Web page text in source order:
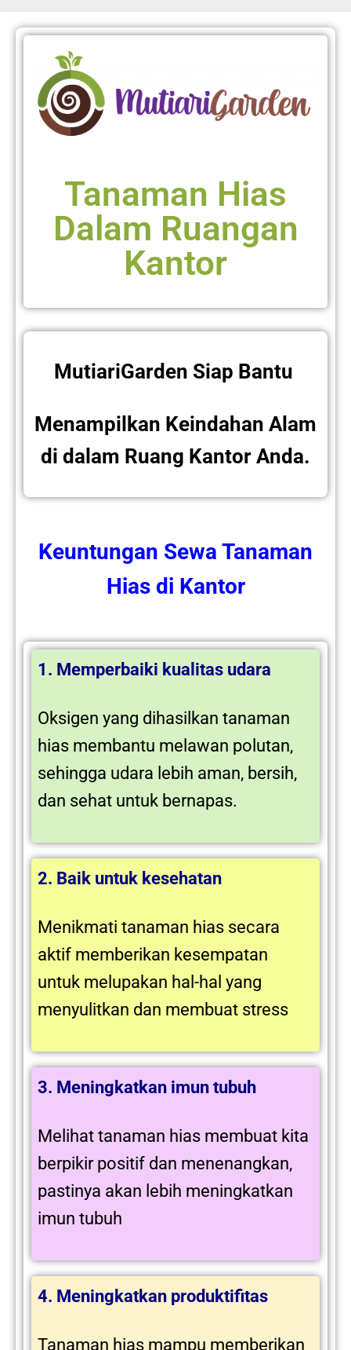
Tanaman Hias
Dalam Ruangan
Kantor
MutiariGarden Siap Bantu
Menampilkan Keindahan Alam
di dalam Ruang Kantor Anda.
Keuntungan Sewa Tanaman
Hiasdi Kantor
1. Memperbaiki kualitas udara
Oksigen yang dihasilkan tanaman
hias membantu melawan polutan,
sehingga udara lebih aman, bersih,
dan sehat untuk bernapas.
2. Baik untuk kesehatan
Menikmati tanaman hias secara
aktif memberikan kesempatan
untuk melupakan hal-hal yang
menyulitkan dan membuat stress
3. Meningkatkan imun tubuh
Melihat tanaman hias membuat kita
berpikir positif dan menenangkan,
pastinya akan lebih meningkatkan
imun tubuh
4. Meningkatkan produktifitas
Tanaman hias mampu memberikan